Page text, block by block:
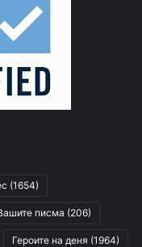
(1654)
писма (206)
Героите на деня (1964)